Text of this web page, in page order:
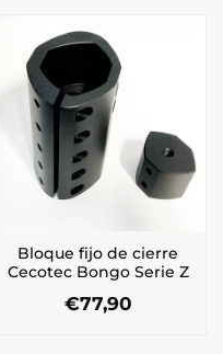
Bloque fijo de cierre
Cecotec Bongo Serie Z
€77,90